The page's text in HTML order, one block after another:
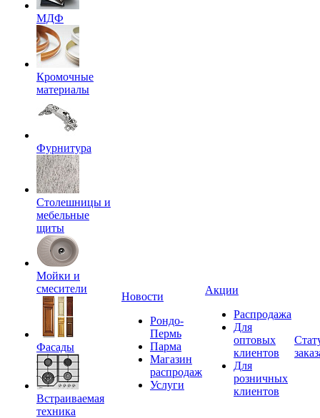
МДФ
Кромочные
материалы
Фурнитура
Столешницы и
мебельные
щиты
Мойки и
смесители
Фасады
Встраиваемая
техника
Новости
Рондо-
Пермь
Парма
Магазин
распродаж
Услуги
Акции
Распродажа
Для
оптовых
клиентов
Для
розничных
клиентов